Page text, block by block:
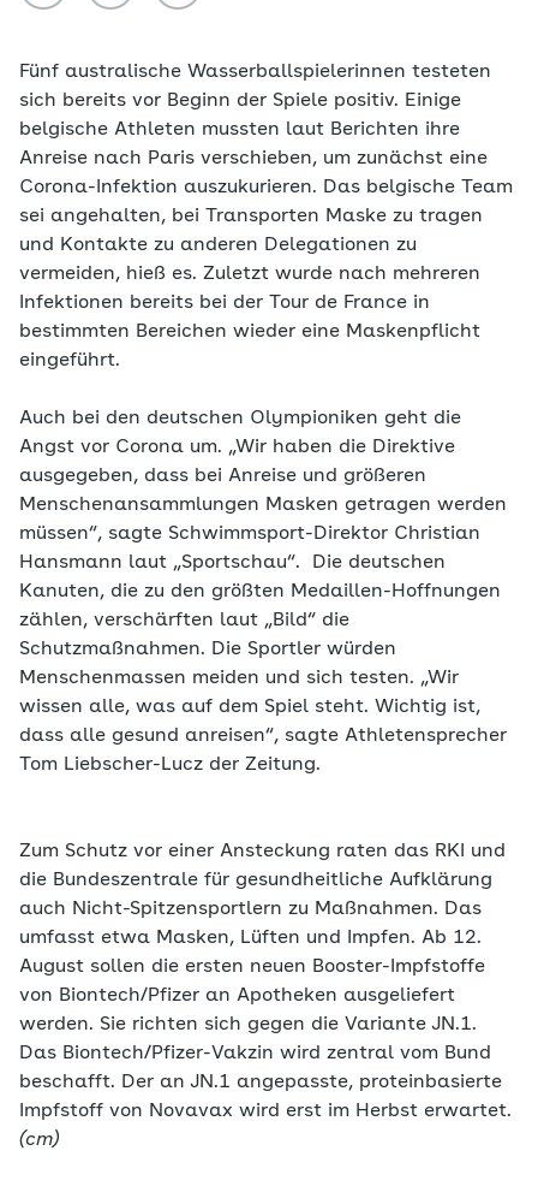
Fünf australische Wasserballspielerinnen testeten
sich bereits vor Beginn der Spiele positiv. Einige
belgische Athleten mussten laut Berichten ihre
Anreise nach Paris verschieben, um zunächst eine
Corona-Infektion auszukurieren. Das belgische Team
sei angehalten, bei Transporten Maske zu tragen
und Kontakte zu anderen Delegationen zu
vermeiden, hieß es. Zuletzt wurde nach mehreren
Infektionen bereits bei der Tour de France in
bestimmten Bereichen wieder eine Maskenpflicht
eingeführt.
Auch bei den deutschen Olympioniken geht die
Angst vor Corona um. „Wir haben die Direktive
ausgegeben, dass bei Anreise und größeren
Menschenansammlungen Masken getragen werden
müssen“, sagte Schwimmsport-Direktor Christian
Hansmann laut „Sportschau“. Die deutschen
Kanuten, die zu den größten Medaillen-Hoffnungen
zählen, verschärften laut „Bild“ die
Schutzmaßnahmen. Die Sportler würden
Menschenmassen meiden und sich testen. „Wir
wissen alle, was auf dem Spiel steht. Wichtig ist,
dass alle gesund anreisen“, sagte Athletensprecher
Tom Liebscher-Lucz der Zeitung.
Zum Schutz vor einer Ansteckung raten das RKI und
die Bundeszentrale für gesundheitliche Aufklärung
auch Nicht-Spitzensportlern zu Maßnahmen. Das
umfasst etwa Masken, Lüften und Impfen. Ab 12.
August sollen die ersten neuen Booster-Impfstoffe
von Biontech/Pfizer an Apotheken ausgeliefert
werden. Sie richten sich gegen die Variante JN.1.
Das Biontech/Pfizer-Vakzin wird zentral vom Bund
beschafft. Der an JN.1 angepasste, proteinbasierte
Impfstoff von Novavax wird erst im Herbst erwartet.
(cm)